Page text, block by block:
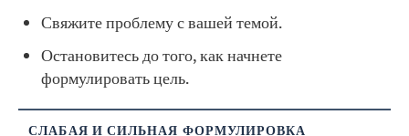
Свяжите проблему с вашей темой.
Остановитесь до того, как начнете
формулировать цель.
СЛАБАЯ И СИЛЬНАЯ ФОРМУЛИРОВКА